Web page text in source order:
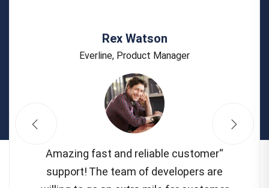
Rex Watson
Everline, Product Manager
“Amazing fast and reliable customer
support! The team of developers are